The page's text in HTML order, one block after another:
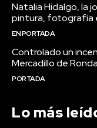
Natalia Hidalgo, la
pintura, fotografía
EN PORTADA
Controlado un
Mercadillo de Ronda
PORTADA
Lo más